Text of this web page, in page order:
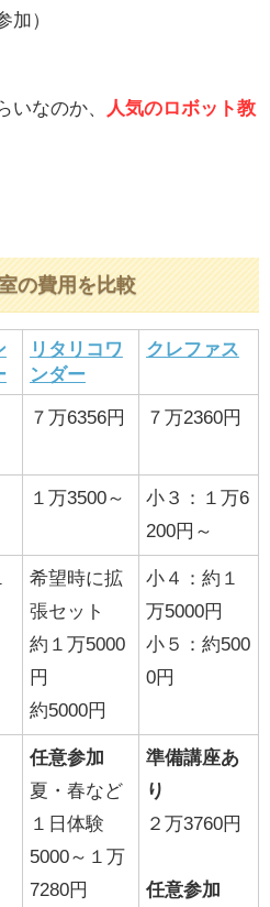
加）
いなのか、
人気のロボット教
の費用を比較
リタリコワ
ンダー
クレファス
７万6356円 ７万2360円
１万3500～
小３：１万6
200円～
希望時に拡
張セット
約１万5000
円
約5000円
小４：約１
万5000円
小５：約500
0円
任意参加
夏・春など
１日体験
5000～１万
7280円
準備講座あ
り
２万3760円
任意参加